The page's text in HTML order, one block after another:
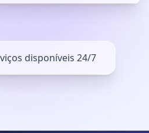
disponíveis 24/7